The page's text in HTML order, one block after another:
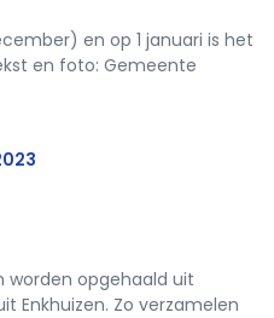
en op 1 januari is het
en foto: Gemeente
worden opgehaald uit
Enkhuizen. Zo verzamelen